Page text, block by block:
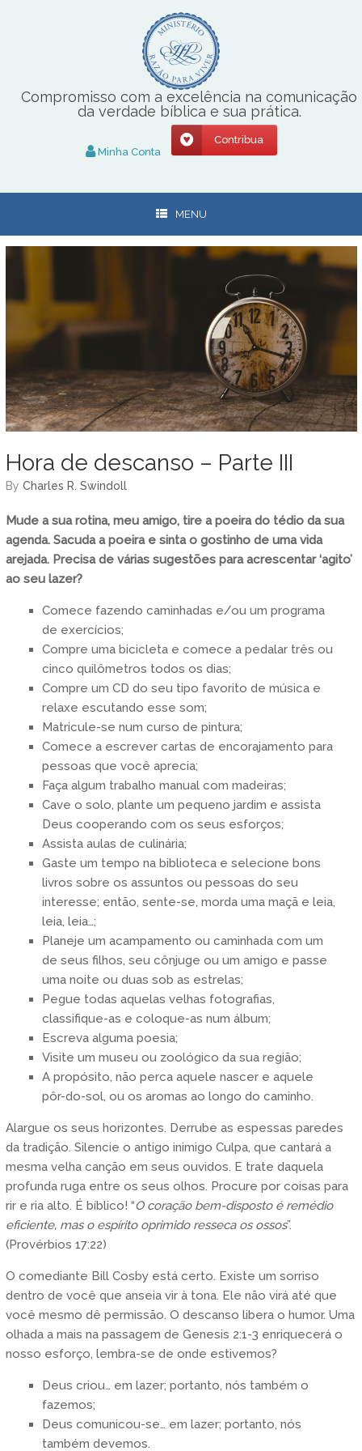
Compromisso com a excelência na comunicação
da verdade bíblica e sua prática.
Minha Conta
Contribua
MENU
Hora de descanso – Parte III
by Charles R. Swindoll
Mude a sua rotina, meu amigo, tire a poeira do tédio da sua
agenda. Sacuda a poeira e sinta o gostinho de uma vida
arejada. Precisa de várias sugestões para acrescentar ‘agito’
ao seu lazer?
Comece fazendo caminhadas e/ou um programa
de exercícios;
Compre uma bicicleta e comece a pedalar três ou
cinco quilômetros todos os dias;
Compre um CD do seu tipo favorito de música e
relaxe escutando esse som;
Matricule-se num curso de pintura;
Comece a escrever cartas de encorajamento para
pessoas que você aprecia;
Faça algum trabalho manual com madeiras;
Cave o solo, plante um pequeno jardim e assista
Deus cooperando com os seus esforços;
Assista aulas de culinária;
Gaste um tempo na biblioteca e selecione bons
livros sobre os assuntos ou pessoas do seu
interesse; então, sente-se, morda uma maçã e leia,
leia, leia…;
Planeje um acampamento ou caminhada com um
de seus filhos, seu cônjuge ou um amigo e passe
uma noite ou duas sob as estrelas;
Pegue todas aquelas velhas fotografias,
classifique-as e coloque-as num álbum;
Escreva alguma poesia;
Visite um museu ou zoológico da sua região;
A propósito, não perca aquele nascer e aquele
pôr-do-sol, ou os aromas ao longo do caminho.
Alargue os seus horizontes. Derrube as espessas paredes
da tradição. Silencie o antigo inimigo Culpa, que cantará a
mesma velha canção em seus ouvidos. E trate daquela
profunda ruga entre os seus olhos. Procure por coisas para
rir e ria alto. É bíblico! “O coração bem-disposto é remédio
eficiente, mas o espírito oprimido resseca os ossos”.
(Provérbios 17:22)
O comediante Bill Cosby está certo. Existe um sorriso
dentro de você que anseia vir à tona. Ele não virá até que
você mesmo dê permissão. O descanso libera o humor. Uma
olhada a mais na passagem de Genesis 2:1-3 enriquecerá o
nosso esforço, lembra-se de onde estivemos?
Deus criou… em lazer; portanto, nós também o
fazemos;
Deus comunicou-se… em lazer; portanto, nós
também devemos.